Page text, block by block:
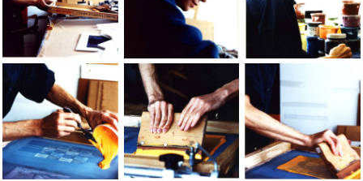
Jean-Pierre Sergent at work in the LIC Studio, NY, photos by
Jean-Pierre Sergent at work in the LIC
Jean-Pierre